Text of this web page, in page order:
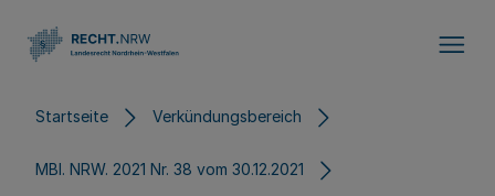
Startseite Verkündungsbereich
MBl. NRW. 2021 Nr. 38 vom 30.12.2021